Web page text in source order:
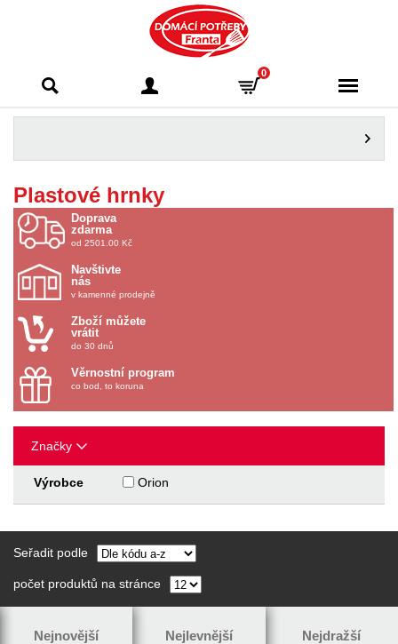
Franta - Příbram
0
Plastové hrnky
Doprava
zdarma
od 2501.00 Kč
Navštivte
nás
v kamenné prodejně
Zboží můžete
vrátit
do 30 dnů
Věrnostní program
co bod, to koruna
Značky
Výrobce Orion
Seřadit podle
počet produktů na stránce
Nejnovější Nejlevnější Nejdražší